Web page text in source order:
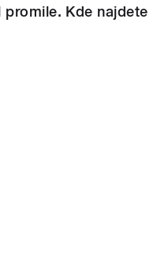
Kde najdete